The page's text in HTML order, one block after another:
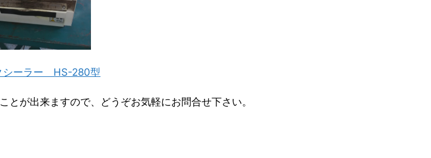
シーラー HS-280型
が出来ますので、どうぞお気軽にお問合せ下さい。